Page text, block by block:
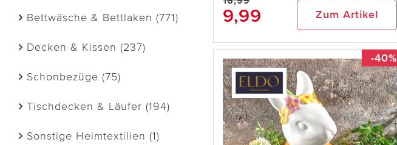
Bettwäsche & Bettlaken (771)
Decken & Kissen (237)
Schonbezüge (75)
Tischdecken & Läufer (194)
Sonstige Heimtextilien (1)
9,99 Zum Artikel
-40%